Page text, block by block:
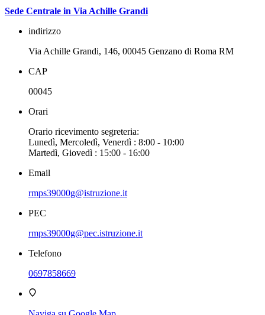
Sede Centrale in Via Achille Grandi
indirizzo
Via Achille Grandi, 146, 00045 Genzano di Roma RM
CAP
00045
Orari
Orario ricevimento segreteria:
Lunedì, Mercoledì, Venerdì : 8:00 - 10:00
Martedì, Giovedì : 15:00 - 16:00
Email
rmps39000g@istruzione.it
PEC
rmps39000g@pec.istruzione.it
Telefono
0697858669